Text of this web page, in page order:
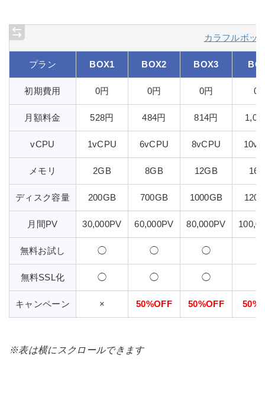
カラフルボッ
プラン BOX1 BOX2 BOX3
初期費用 0円 0円 0円 0
月額料金 528円 484円 814円
vCPU 1vCPU 6vCPU 8vCPU
メモリ 2GB 8GB 12GB
ディスク容量 200GB 700GB 1000GB
月間PV 30,000PV 60,000PV 80,000PV
無料お試し ◯ ◯ ◯
無料SSL化 ◯ ◯ ◯
キャンペーン × 50%OFF 50%OFF
※表は横にスクロールできます